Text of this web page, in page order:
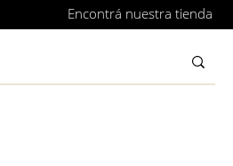
Encontrá nuestra tienda